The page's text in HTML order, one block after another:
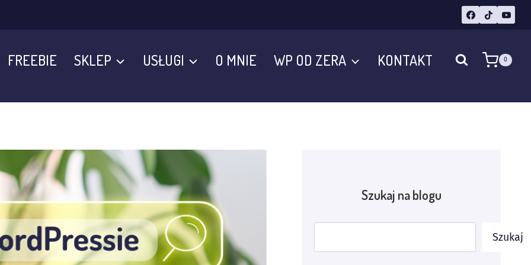
FREEBIE SKLEP USŁUGI O MNIE WP OD ZERA KONTAKT 0
Szukaj na blogu
Szukaj